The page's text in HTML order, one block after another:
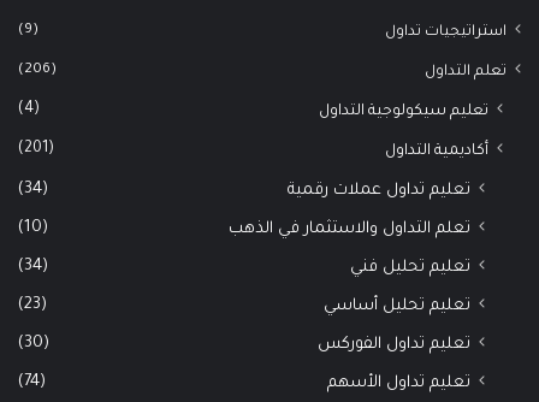
استراتيجيات تداول (9)
تعلم التداول (206)
تعليم سيكولوجية التداول (4)
أكاديمية التداول (201)
تعليم تداول عملات رقمية (34)
تعلم التداول والاستثمار في الذهب (10)
تعليم تحليل فني (34)
تعليم تحليل أساسي (23)
تعليم تداول الفوركس (30)
تعليم تداول الأسهم (74)